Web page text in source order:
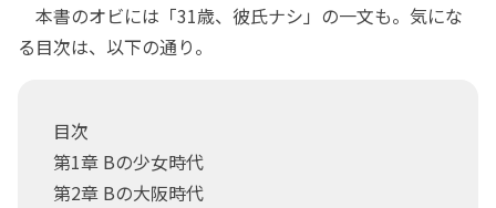
本書のオビには「31歳、彼氏ナシ」の一文も。気にな
る目次は、以下の通り。
目次
第1章 Bの少女時代
第2章 Bの大阪時代